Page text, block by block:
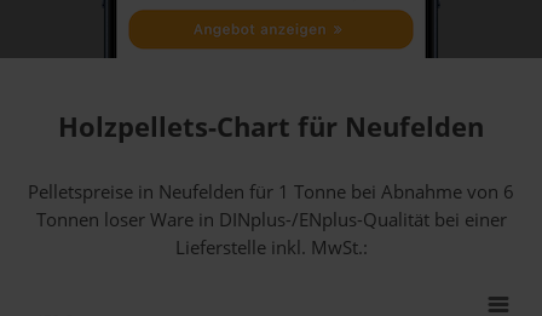
Holzpellets-Chart für Neufelden
Pelletspreise in Neufelden für 1 Tonne bei Abnahmevon 6
Tonnen loser Warein DINplus-/ENplus-Qualität bei einer
Lieferstelle inkl. MwSt.: